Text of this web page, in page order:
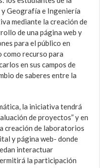
Geografía e Ingeniería
mediante la creación de
de una página web y
para el público en
como recurso para
en sus campos de
de saberes entre la
la iniciativa tendrá
de proyectos” y en
creación de laboratorios
y página web- donde
interactuar
la participación